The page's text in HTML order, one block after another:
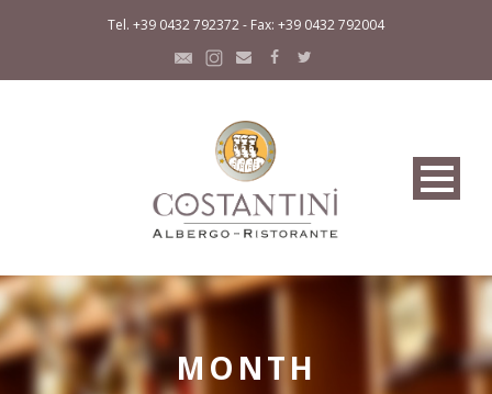
Tel. +39 0432 792372 - Fax: +39 0432 792004
MONTH